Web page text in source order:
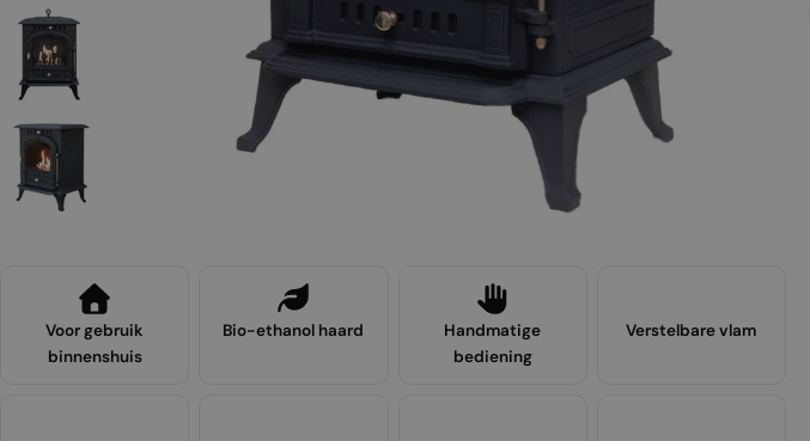
Voor gebruik
binnenshuis
Bio-ethanol haard
Handmatige
bediening
Verstelbare vlam